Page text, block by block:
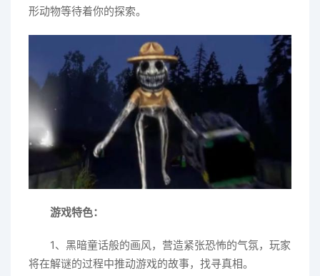
形动物等待着你的探索。
游戏特色：
1、黑暗童话般的画风，营造紧张恐怖的气氛，玩家
将在解谜的过程中推动游戏的故事，找寻真相。